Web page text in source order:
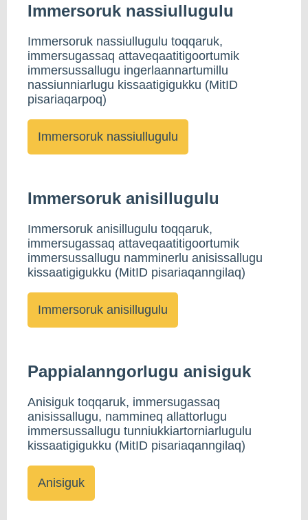
Immersoruk nassiullugulu
Immersoruk nassiullugulu toqqaruk,
immersugassaq attaveqaatitigoortumik
immersussallugu ingerlaannartumillu
nassiunniarlugu kissaatigigukku (MitID
pisariaqarpoq)
Immersoruk anisillugulu
Immersoruk anisillugulu toqqaruk,
immersugassaq attaveqaatitigoortumik
immersussallugu namminerlu anisissallugu
kissaatigigukku (MitID pisariaqanngilaq)
Pappialanngorlugu anisiguk
Anisiguk toqqaruk, immersugassaq
anisissallugu, nammineq allattorlugu
immersussallugu tunniukkiartorniarlugulu
kissaatigigukku (MitID pisariaqanngilaq)